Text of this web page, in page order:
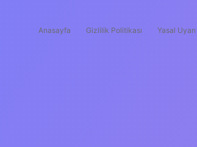
Anasayfa Gizlilik Politikası Yasal Uyarı